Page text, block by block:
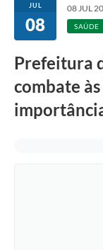
JUL
08
08 JUL
SAÚDE
Prefeitura
combate